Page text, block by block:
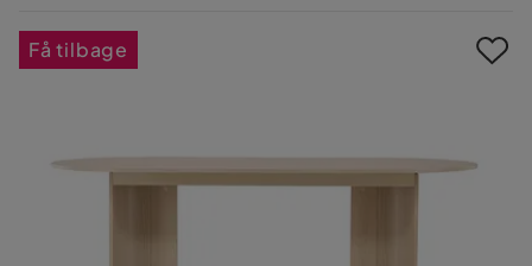
Få tilbage